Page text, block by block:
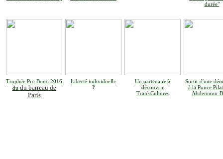
durée"
Trophée Pro Bono 2016
du du barreau de
Paris
Liberté individuelle
?
Un partenaire à
découvrir
Tran'sCultures
Sortir d'une
à la Ponce
Abdennour